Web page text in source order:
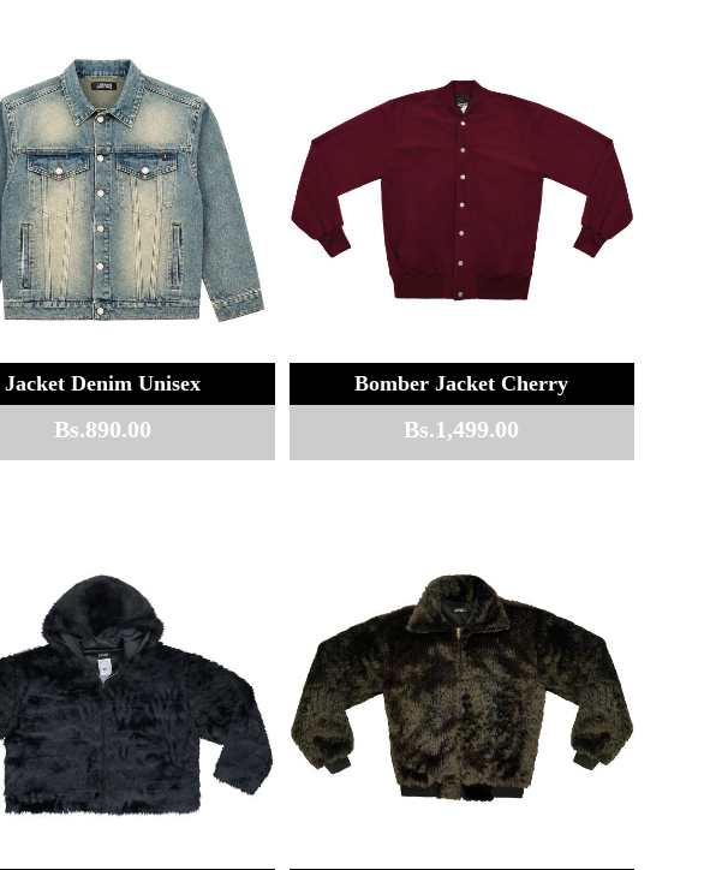
Jacket Denim Unisex
Bs.890.00
Bomber Jacket Cherry
Bs.1,499.00